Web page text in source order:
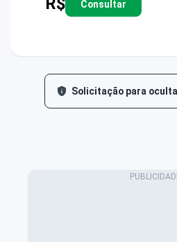
Consultar
Solicitação para